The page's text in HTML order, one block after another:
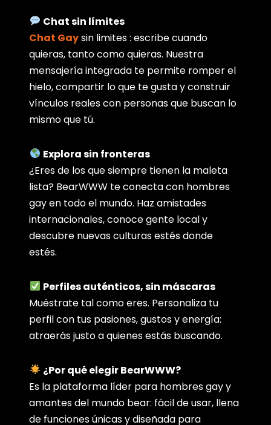
Chat sin límites
Chat Gaysin limites : escribe cuando
quieras, tanto como quieras. Nuestra
mensajería integrada te permite romper el
hielo, compartir lo que te gusta y construir
vínculos reales con personas que buscan lo
mismo que tú.
Explora sin fronteras
¿Eres de los que siempre tienen la maleta
lista? BearWWW te conecta con hombres
gay en todo el mundo. Haz amistades
internacionales, conoce gente local y
descubre nuevas culturas estés donde
estés.
Perfiles auténticos, sin máscaras
Muéstrate tal como eres. Personaliza tu
perfil con tus pasiones, gustos y energía:
atraerás justo a quienes estás buscando.
¿Por qué elegir BearWWW?
Es la plataforma líder para hombres gay y
amantes del mundo bear: fácil de usar, llena
de funciones únicas y diseñada para